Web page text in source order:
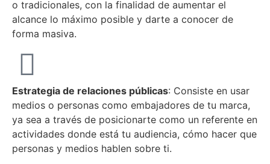
o tradicionales, con la finalidad de aumentar el
alcance lo máximo posible y darte a conocer de
forma masiva.
Estrategia de relaciones públicas: Consiste en usar
medios o personas como embajadores de tu marca,
ya sea a través de posicionarte como un referente en
actividades donde está tu audiencia, cómo hacer que
personas y medios hablen sobre ti.